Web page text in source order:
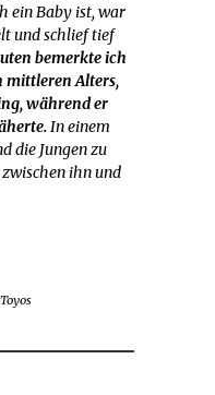
ein Baby ist, war
und schlief tief
bemerkte ich
mittleren Alters,
während er
In einem
die Jungen zu
ihn und